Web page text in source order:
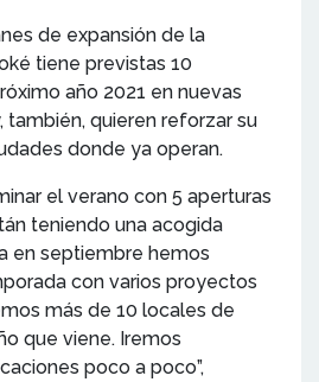
de expansión de la
tiene previstas 10
año 2021 en nuevas
también, quieren reforzar su
donde ya operan.
el verano con 5 aperturas
teniendo una acogida
en septiembre hemos
con varios proyectos
más de 10 locales de
que viene. Iremos
poco a poco”,